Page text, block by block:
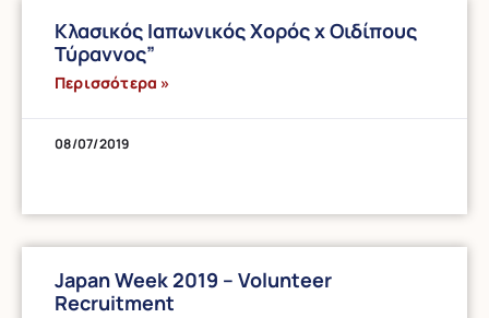
Κλασικός Ιαπωνικός Χορός x Οιδίπους
Τύραννος”
Περισσότερα »
08/07/2019
Japan Week 2019 – Volunteer
Recruitment